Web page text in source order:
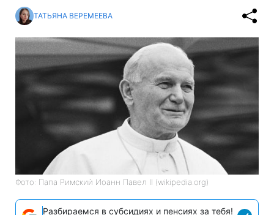
ТАТЬЯНА ВЕРЕМЕЕВА
Фото: Папа Римский Иоанн Павел II (wikipedia.org)
Разбираемся в субсидиях и пенсиях за тебя!